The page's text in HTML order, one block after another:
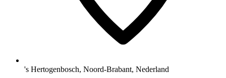
's Hertogenbosch, Noord-Brabant, Nederland